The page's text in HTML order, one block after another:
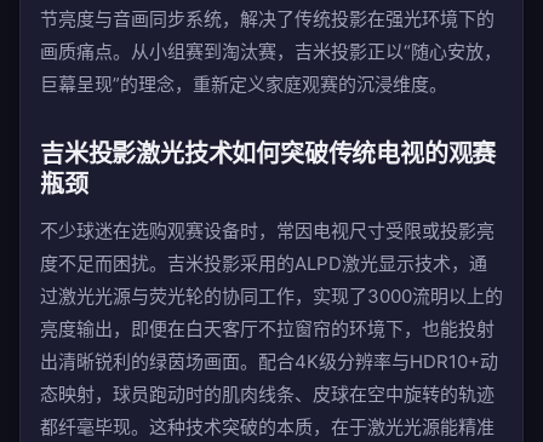
节亮度与音画同步系统，解决了传统投影在强光环境下的
画质痛点。从小组赛到淘汰赛，吉米投影正以“随心安放，
巨幕呈现”的理念，重新定义家庭观赛的沉浸维度。
吉米投影激光技术如何突破传统电视的观赛
瓶颈
不少球迷在选购观赛设备时，常因电视尺寸受限或投影亮
度不足而困扰。吉米投影采用的ALPD激光显示技术，通
过激光光源与荧光轮的协同工作，实现了3000流明以上的
亮度输出，即便在白天客厅不拉窗帘的环境下，也能投射
出清晰锐利的绿茵场画面。配合4K级分辨率与HDR10+动
态映射，球员跑动时的肌肉线条、皮球在空中旋转的轨迹
都纤毫毕现。这种技术突破的本质，在于激光光源能精准